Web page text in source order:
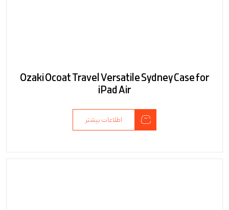
Ozaki Ocoat Travel Versatile Sydney Case for
iPad Air
اطلاعات بیشتر